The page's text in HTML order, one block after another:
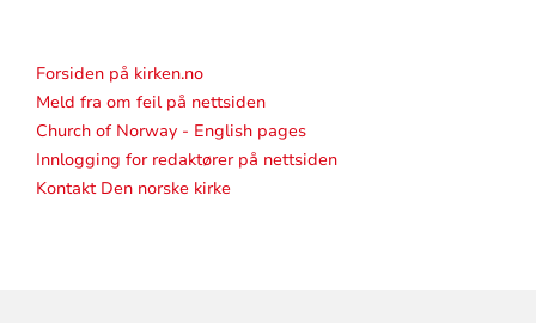
Forsiden på kirken.no
Meld fra om feil på nettsiden
Church of Norway - English pages
Innlogging for redaktører på nettsiden
Kontakt Den norske kirke